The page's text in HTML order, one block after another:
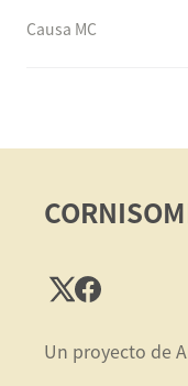
Causa MC
Un proyecto de